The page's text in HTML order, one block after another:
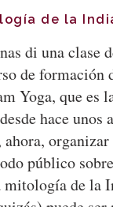
de la
di una clase
de formación
Yoga, que es
hace unos
ahora,
público
mitología de la